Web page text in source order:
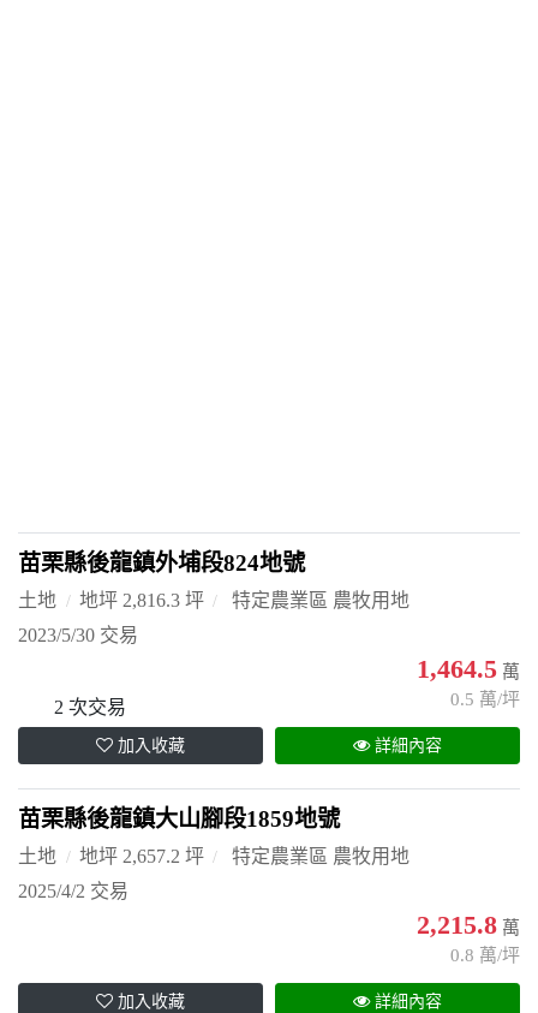
苗栗縣後龍鎮外埔段824地號
土地 地坪 2,816.3 坪
特定農業區 農牧用地
2023/5/30 交易
2 次交易
1,464.5 萬
0.5 萬/坪
加入收藏 詳細內容
苗栗縣後龍鎮大山腳段1859地號
土地 地坪 2,657.2 坪
特定農業區 農牧用地
2025/4/2 交易
2,215.8 萬
0.8 萬/坪
加入收藏 詳細內容